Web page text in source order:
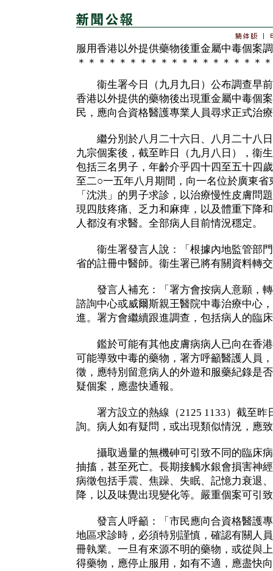
服用香港以外提供藥物後重金屬中毒個案
＊＊＊＊＊＊＊＊＊＊＊＊＊＊＊＊＊＊
衞生署今日（九月九日）公布調查早前
香港以外提供的藥物後出現重金屬中毒個
民，應向合資格醫護專業人員尋求正式治
繼分別於八月二十六日、八月二十八日
九宗個案後，截至昨日（九月八日），衞
包括三名男子，年齡介乎四十四至五十四
至二○一五年八月期間，向一名位於廣東
「沈洪」的男子求診，以治療慢性皮膚問
現四肢疼痛、乏力和麻痺，以及體重下降
人都沒有求醫。全部病人目前情況穩定。
衞生署發言人說：「根據內地監管部門
省的註冊中醫師。衞生署已將有關資料轉
發言人補充：「署方會按病人意願，轉
諮詢中心或威爾斯親王醫院中毒治療中心
進。署方會繼續跟進調查，包括病人的臨
鑑於可能有其他皮膚病病人已向在香港
可能導致中毒的藥物，署方呼籲醫護人員
徵，應特別留意病人的外遊和服藥紀錄是
疑個案，應盡快通報。
署方設立的熱線（2125 1133）截至昨
詢。病人如有疑問，或出現類似情況，應
攝取過量的無機砷可引致不同的臨床病
抽搐，甚至死亡。長期接觸水銀會損害神
病徵包括手震、焦躁、失眠、記憶力衰退
降，以及味覺出現變化等。嚴重個案可引
發言人呼籲：「市民應向合資格醫護專
地區求診時，必須特別謹慎，確認有關人
冊執業。一旦有來源不明的藥物，或從與
得藥物，應停止服用，如有不適，應盡快